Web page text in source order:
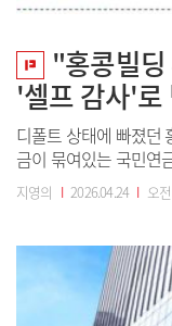
"홍콩빌
'셀프 감사'로
디폴트 상태에 빠졌던
금이 묶여있는 국민연
에서 충분한 검증 없이
산에 약 9000억원의
가 조직 내에서 사실상
지영의 I 2026.04.24 I 오